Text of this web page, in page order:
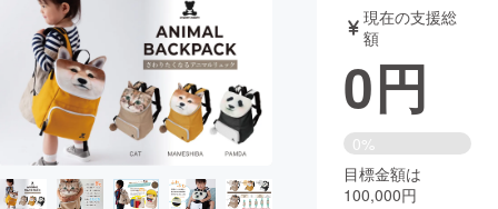
アート・写真 音楽
テクノロジー・ガジェット ゲーム・サ
映像・映画 書籍・雑誌
ビジネス・起業 チャレンジ
現在の支援総
額
0円
0%
目標金額は
100,000円